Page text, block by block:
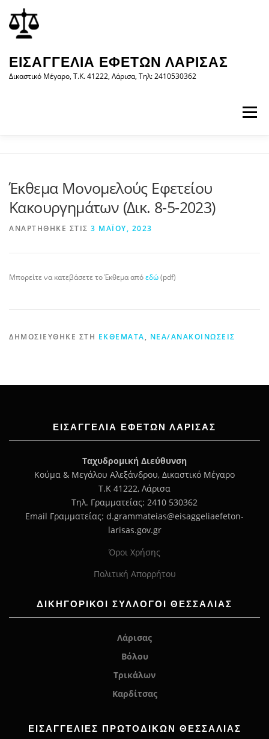
περιεχόμενο
στο
περιεχόμενο
ΕΙΣΑΓΓΕΛΊΑ ΕΦΕΤΏΝ ΛΆΡΙΣΑΣ
Δικαστικό Μέγαρο, Τ.Κ. 41222, Λάρισα, Τηλ: 2410530362
Μενού
ΝΈΑ/ΑΝΑΚΟΙΝΏΣΕΙΣ ΈΝΤΥΠΑ
Έκθεμα Μονομελούς Εφετείου
Κακουργημάτων (Δικ. 8-5-2023)
ΑΝΑΡΤΉΘΗΚΕ ΣΤΙΣ 3 ΜΑΪ́ΟΥ, 2023
Μπορείτε να κατεβάσετε το Έκθεμα απόεδώ(pdf)
ΔΗΜΟΣΙΕΎΘΗΚΕ ΣΤΗ ΕΚΘΈΜΑΤΑ, ΝΈΑ/ΑΝΑΚΟΙΝΏΣΕΙΣ
ΕΙΣΑΓΓΕΛΊΑ ΕΦΕΤΏΝ ΛΆΡΙΣΑΣ
Ταχυδρομική Διεύθυνση
Κούμα & Μεγάλου Αλεξάνδρου, Δικαστικό Μέγαρο
Τ.Κ 41222, Λάρισα
Τηλ. Γραμματείας: 2410 530362
Email Γραμματείας: d.grammateias@eisaggeliaefeton-
larisas.gov.gr
Όροι Χρήσης
Πολιτική Απορρήτου
ΔΙΚΗΓΟΡΙΚΟΙ ΣΥΛΛΟΓΟΙ ΘΕΣΣΑΛΙΑΣ
Λάρισας
Βόλου
Τρικάλων
Καρδίτσας
ΕΙΣΑΓΓΕΛΊΕΣ ΠΡΩΤΟΔΙΚΏΝ ΘΕΣΣΑΛΙΑΣ